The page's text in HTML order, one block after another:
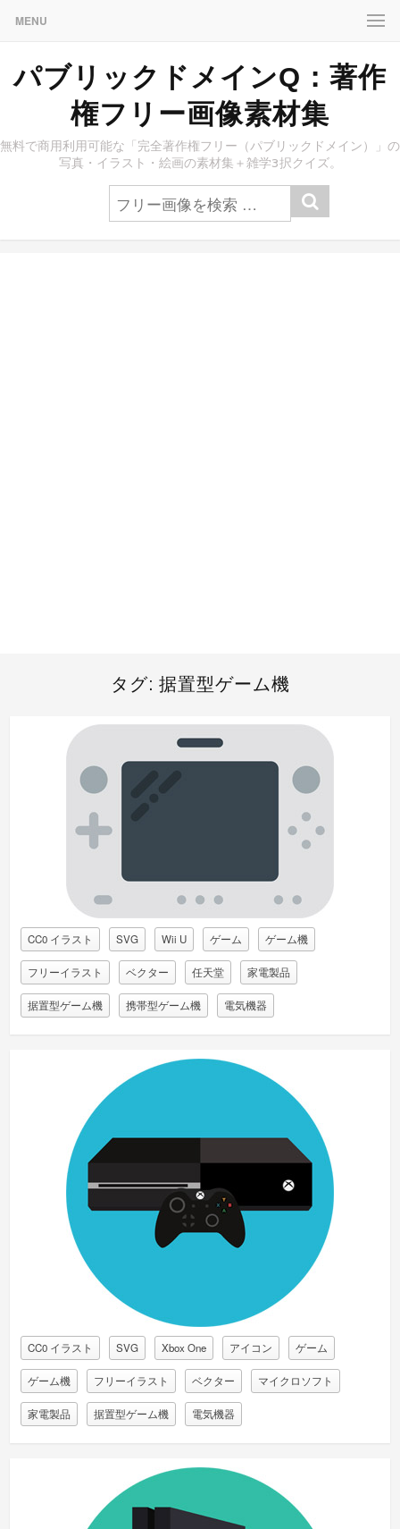
MENU
パブリックドメインQ：著作
権フリー画像素材集
無料で商用利用可能な「完全著作権フリー（パブリックドメイン）」の
写真・イラスト・絵画の素材集＋雑学3択クイズ。
タグ: 据置型ゲーム機
CC0 イラスト SVG Wii U ゲーム ゲーム機
フリーイラスト ベクター 任天堂 家電製品
据置型ゲーム機 携帯型ゲーム機 電気機器
CC0 イラスト SVG Xbox One アイコン ゲーム
ゲーム機 フリーイラスト ベクター マイクロソフト
家電製品 据置型ゲーム機 電気機器